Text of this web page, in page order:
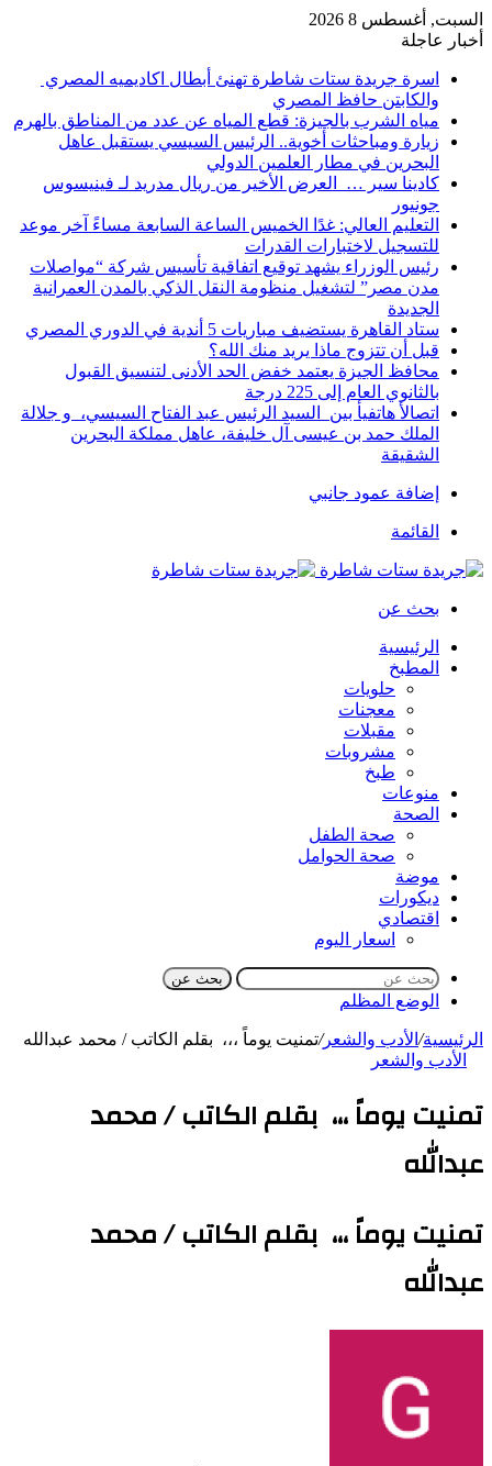
السبت, أغسطس 8 2026
أخبار عاجلة
اسرة جريدة ستات شاطرة تهنئ أبطال اكاديميه المصري
والكابتن حافظ المصري
مياه الشرب بالجيزة: قطع المياه عن عدد من المناطق بالهرم
زيارة ومباحثات أخوية.. الرئيس السيسي يستقبل عاهل
البحرين في مطار العلمين الدولي
كادينا سير … العرض الأخير من ريال مدريد لـ فينيسوس
جونيور
التعليم العالي: غدًا الخميس الساعة السابعة مساءً آخر موعد
للتسجيل لاختبارات القدرات
رئيس الوزراء يشهد توقيع اتفاقية تأسيس شركة “مواصلات
مدن مصر” لتشغيل منظومة النقل الذكي بالمدن العمرانية
الجديدة
ستاد القاهرة يستضيف مباريات 5 أندية في الدوري المصري
قبل أن تتزوج ماذا يريد منك الله؟
محافظ الجيزة يعتمد خفض الحد الأدنى لتنسيق القبول
بالثانوي العام إلى 225 درجة
اتصالأ هاتفيأ بين السيد الرئيس عبد الفتاح السيسي، و جلالة
الملك حمد بن عيسى آل خليفة، عاهل مملكة البحرين
الشقيقة
إضافة عمود جانبي
القائمة
بحث عن
الرئيسية
المطبخ
حلويات
معجنات
مقبلات
مشروبات
طبخ
منوعات
الصحة
صحة الطفل
صحة الحوامل
موضة
ديكورات
اقتصادي
اسعار اليوم
بحث عن
الوضع المظلم
الرئيسية/ الأدب والشعر/تمنيت يوماً ،،، بقلم الكاتب / محمد عبدالله
الأدب والشعر
تمنيت يوماً ،،، بقلم الكاتب / محمد
عبدالله
تمنيت يوماً ،،، بقلم الكاتب / محمد
عبدالله